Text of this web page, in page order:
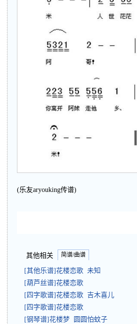
(乐友aryouking传谱)
其他相关 简谱/曲谱
[其他乐谱]花楼恋歌 未知
[葫芦丝谱]花楼恋歌
[四字歌谱]花楼恋歌 吉木喜儿
[四字歌谱]花楼恋歌
[钢琴谱]花楼梦 圆圆怕蚊子